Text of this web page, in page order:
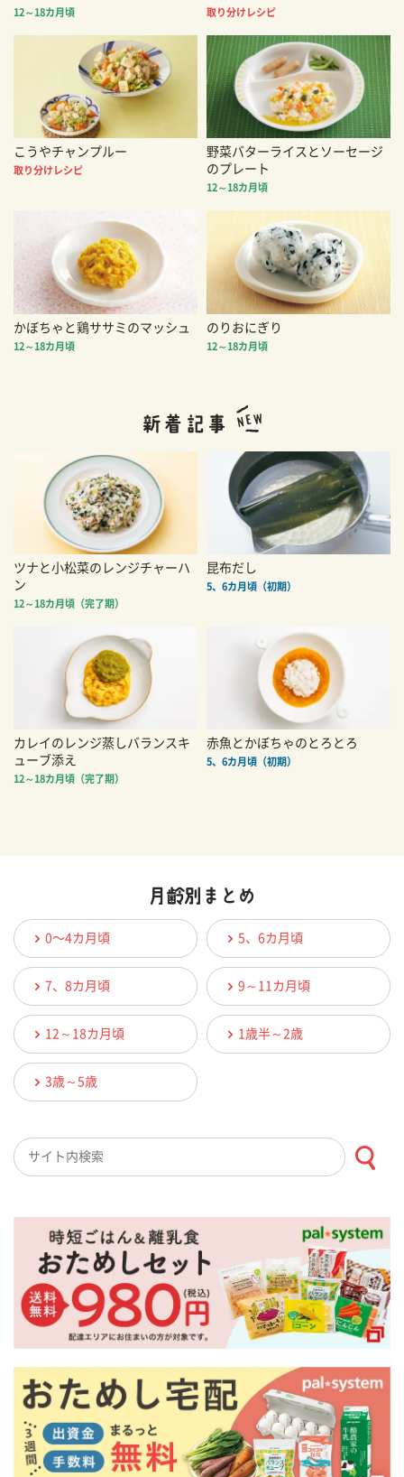
12～18カ月頃 取り分けレシピ
こうやチャンプルー
取り分けレシピ
野菜バターライスとソーセージ
のプレート
12～18カ月頃
かぼちゃと鶏ササミのマッシュ
12～18カ月頃
のりおにぎり
12～18カ月頃
ツナと小松菜のレンジチャーハ
ン
12～18カ月頃（完了期）
昆布だし
5、6カ月頃（初期）
カレイのレンジ蒸しバランスキ
ューブ添え
12～18カ月頃（完了期）
赤魚とかぼちゃのとろとろ
5、6カ月頃（初期）
0〜4カ月頃 5、6カ月頃
7、8カ月頃 9～11カ月頃
12～18カ月頃 1歳半～2歳
3歳～5歳
検索キーワード入力